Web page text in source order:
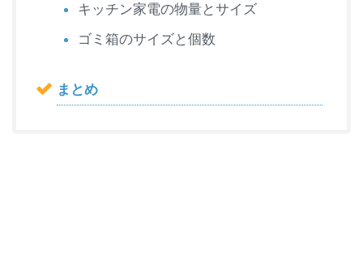
キッチン家電の物量とサイズ
ゴミ箱のサイズと個数
まとめ